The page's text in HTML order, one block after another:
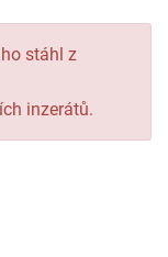
stáhl z
inzerátů.